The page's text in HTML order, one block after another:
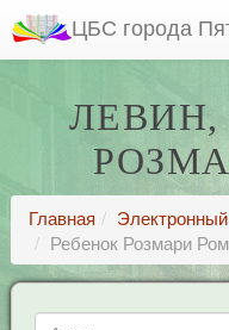
ЦБС города
ЛЕВИН,
Главная
Электронный
Ребенок Розмари